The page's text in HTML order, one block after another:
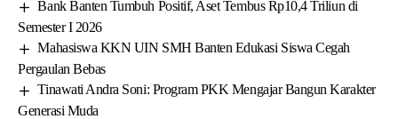
Bank Banten Tumbuh Positif, Aset Tembus Rp10,4 Triliun di
Semester I 2026
Mahasiswa KKN UIN SMH Banten Edukasi Siswa Cegah
Pergaulan Bebas
Tinawati Andra Soni: Program PKK Mengajar Bangun Karakter
Generasi Muda